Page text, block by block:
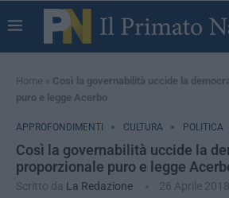
Home » Così la governabilità uccide la
puro e legge Acerbo
APPROFONDIMENTI CULTURA POLITICA
Così la governabilità uccide la
proporzionale puro e legge
Scritto da La Redazione 26 Aprile 2018